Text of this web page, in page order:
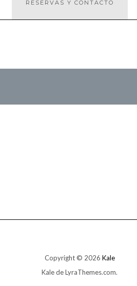
RESERVAS Y CONTACTO
Copyright © 2026 Kale
Kalede LyraThemes.com.